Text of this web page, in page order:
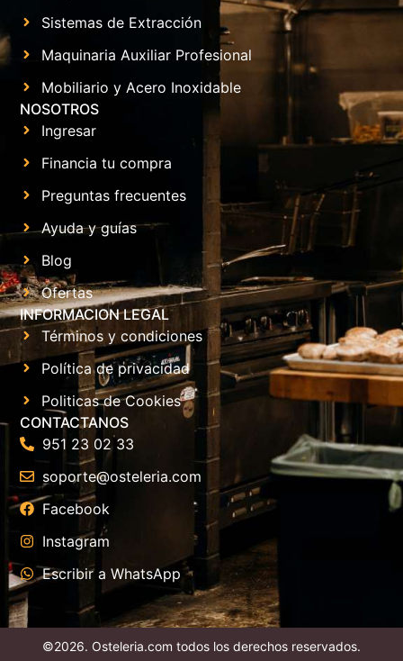
Sistemas de Extracción
Maquinaria Auxiliar Profesional
Mobiliario y Acero Inoxidable
NOSOTROS
Ingresar
Financia tu compra
Preguntas frecuentes
Ayuda y guías
Blog
Ofertas
INFORMACION LEGAL
Términos y condiciones
Política de privacidad
Politicas de Cookies
CONTACTANOS
951 23 02 33
soporte@osteleria.com
Facebook
Instagram
Escribir a WhatsApp
©2026. Osteleria.com todos los derechos reservados.